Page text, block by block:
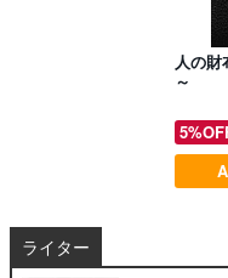
人の財
～
ライター